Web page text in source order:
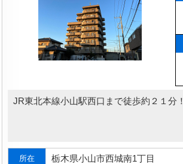
JR東北本線小山駅西口まで徒歩約２１分！
所在 栃木県小山市西城南1丁目